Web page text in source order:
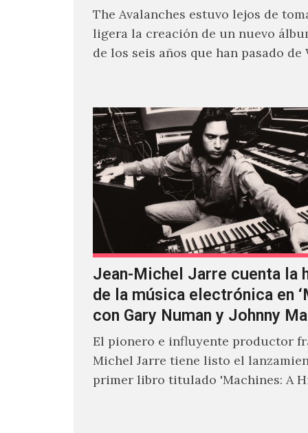
The Avalanches estuvo lejos de
ligera la creación de un nuevo
de los seis años que han pasado de
Jean-Michel Jarre cuenta la
de la música electrónica en
con Gary Numan y Johnny
El pionero e influyente productor
Michel Jarre tiene listo el
primer libro titulado 'Machines: A